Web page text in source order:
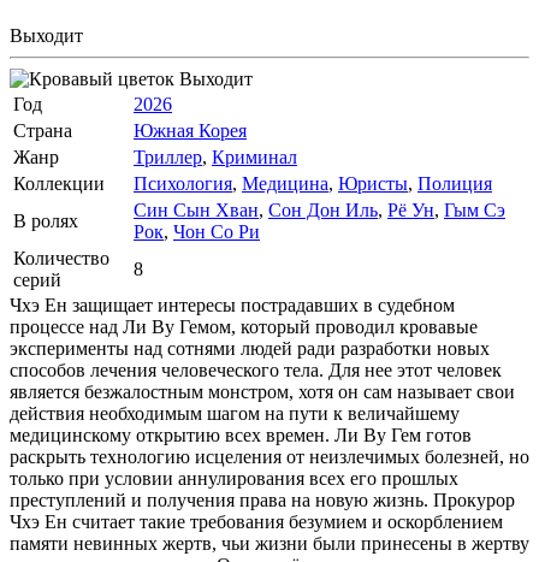
Выходит
Выходит
Год
2026
Страна
Южная Корея
Жанр
Триллер, Криминал
Коллекции
Психология, Медицина, Юристы, Полиция
В ролях
Син Сын Хван, Сон Дон Иль, Рё Ун, Гым Сэ
Рок, Чон Со Ри
Количество
серий
8
Чхэ Ен защищает интересы пострадавших в судебном
процессе над Ли Ву Гемом, который проводил кровавые
эксперименты над сотнями людей ради разработки новых
способов лечения человеческого тела. Для нее этот человек
является безжалостным монстром, хотя он сам называет свои
действия необходимым шагом на пути к величайшему
медицинскому открытию всех времен. Ли Ву Гем готов
раскрыть технологию исцеления от неизлечимых болезней, но
только при условии аннулирования всех его прошлых
преступлений и получения права на новую жизнь. Прокурор
Чхэ Ен считает такие требования безумием и оскорблением
памяти невинных жертв, чьи жизни были принесены в жертву